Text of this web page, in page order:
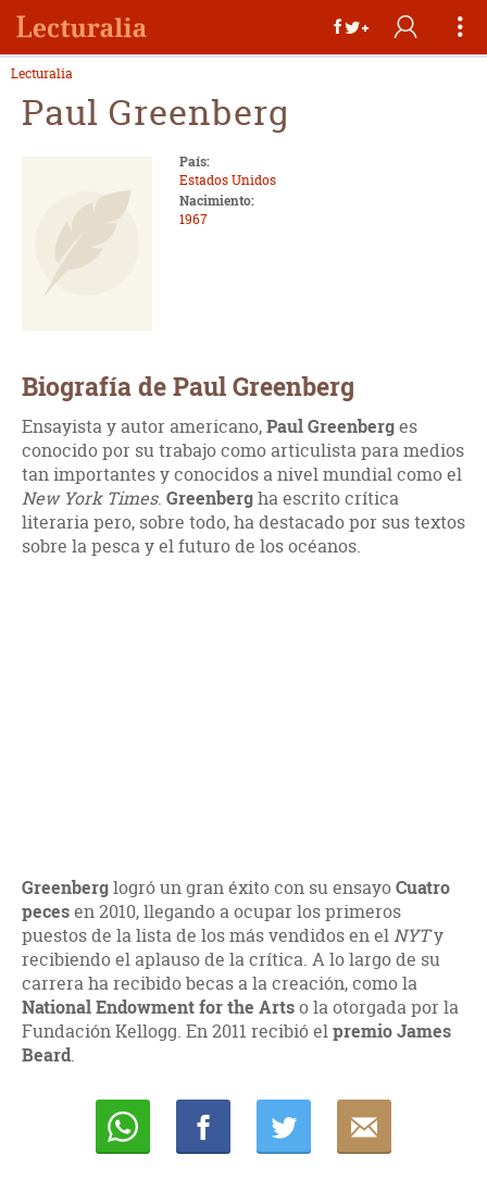
Lecturalia
Paul Greenberg
País:
Estados Unidos
Nacimiento:
1967
Biografía de Paul Greenberg
Ensayista y autor americano,Paul Greenberges
conocido por su trabajo como articulista para medios
tan importantes y conocidos a nivel mundial como el
New York Times. Greenbergha escrito crítica
literaria pero, sobre todo, ha destacado por sus textos
sobre la pesca y el futuro de los océanos.
Greenberglogró un gran éxito con su ensayoCuatro
pecesen 2010, llegando a ocupar los primeros
puestos de la lista de los más vendidos en elNYTy
recibiendo el aplauso de la crítica. A lo largo de su
carrera ha recibido becas a la creación, como la
National Endowment for the Artso la otorgada por la
Fundación Kellogg. En 2011 recibió elpremio James
Beard.